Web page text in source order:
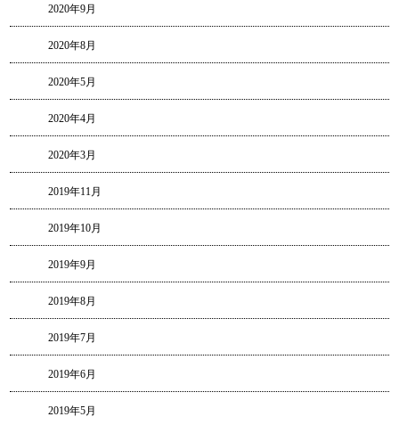
2020年9月
2020年8月
2020年5月
2020年4月
2020年3月
2019年11月
2019年10月
2019年9月
2019年8月
2019年7月
2019年6月
2019年5月